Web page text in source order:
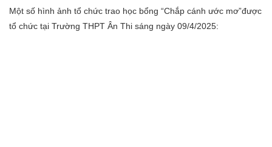
Một số hình ảnh tổ chức trao học bổng “Chắp cánh ước mơ”được
tổ chức tại Trường THPT Ân Thi sáng ngày 09/4/2025: